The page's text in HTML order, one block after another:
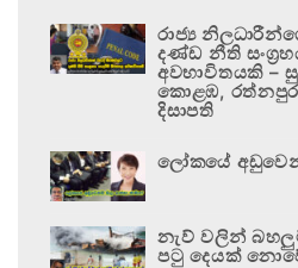
රාජ්‍ය
දණ්ඩ නීති
අවභාවිතයකි –
කොළඹ,
දිසාපති
ලෝකයේ
නැව් වලින්
පටු දෙයක්